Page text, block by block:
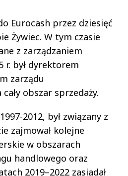
Eurocash przez dziesięć
Żywiec. W tym czasie
z zarządzaniem
r. był dyrektorem
zarządu
obszar sprzedaży.
2012, był związany z
zajmował kolejne
w obszarach
handlowego oraz
2019–2022 zasiadał